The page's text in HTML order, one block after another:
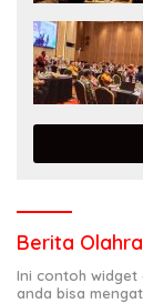
Berita
Ini contoh widget
anda bisa